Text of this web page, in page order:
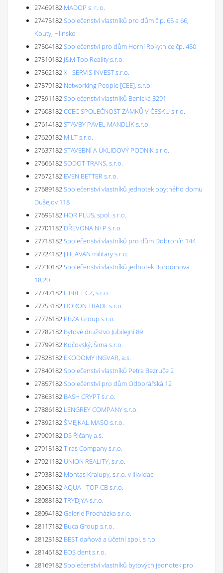
27469182 MADOP s. r. o.
27475182Společenství vlastníků pro dům č.p. 65 a 66,
Kouty, Hlinsko
27504182Společenství pro dům Horní Rokytnice čp. 450
27510182 J&M Top Reality s.r.o.
27562182X - SERVIS INVEST s.r.o.
27579182 Networking People [CEE], s.r.o.
27591182Společenství vlastníků Benická 3291
27608182CCEC SPOLEČNOST ZÁMKŮ V ČESKU s.r.o.
27614182STAVBY PAVEL MANDLÍK s.r.o.
27620182 MILT s.r.o.
27637182STAVEBNÍ A ÚKLIDOVÝ PODNIK s.r.o.
27666182SODOT TRANS, s.r.o.
27672182 EVEN BETTER s.r.o.
27689182Společenství vlastníků jednotek obytného domu
Dušejov 118
27695182 HOR PLUS, spol. s r.o.
27701182 DŘEVONA N+P s.r.o.
27718182Společenství vlastníků pro dům Dobronín 144
27724182 JIHLAVAN military s.r.o.
27730182Společenství vlastníků jednotek Borodinova
18,20
27747182 LIBRET CZ, s.r.o.
27753182 DORON TRADE s.r.o.
27776182 PBZA Group s.r.o.
27782182 Bytové družstvo Jubilejní 89
27799182 Kočovský, Šima s.r.o.
27828182 EKODOMY INGVAR, a.s.
27840182Společenství vlastníků Petra Bezruče 2
27857182Společenství pro dům Odborářská 12
27863182 BASH CRYPT s.r.o.
27886182 LENGREY COMPANY s.r.o.
27892182ŠMEJKAL MASO s.r.o.
27909182 DS Říčany a.s.
27915182Tiras Company s.r.o.
27921182 UNION REALITY, s.r.o.
27938182 Montas Kralupy, s.r.o. v likvidaci
28065182AQUA - TOP CB s.r.o.
28088182TRYDJYA s.r.o.
28094182Galerie Procházka s.r.o.
28117182 Buca Group s.r.o.
28123182 BEST daňová a účetní spol. s r.o.
28146182 EOS dent s.r.o.
28169182Společenství vlastníků bytových jednotek pro